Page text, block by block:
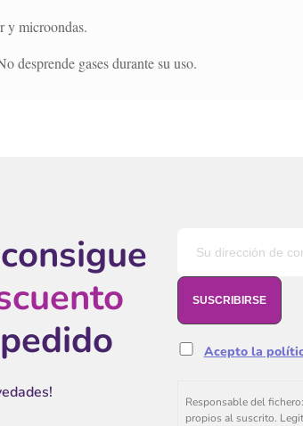
y microondas.
desprende gases durante su uso.
Acepto la
Responsable del
propios al suscrito.